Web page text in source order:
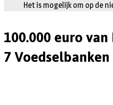
Het is mogelijk om op de
100.000 euro
7 Voedselbanken